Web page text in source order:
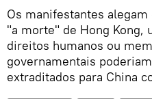
Os manifestantes
"a morte" de Hong Kong,
direitos humanos ou
governamentais
extraditados para China